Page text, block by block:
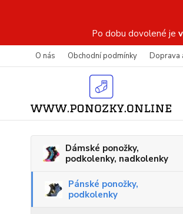
Po dobu dovolené je
O nás Obchodní podmínky Doprava
Dámské ponožky,
podkolenky, nadkolenky
Pánské ponožky,
podkolenky